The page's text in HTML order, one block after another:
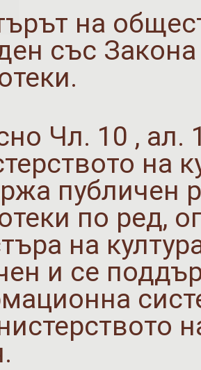
на
със
Чл. 10 , ал.
на
публичен
по ред,
на
и се